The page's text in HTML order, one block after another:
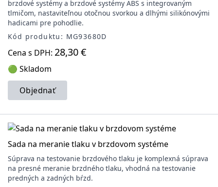
brzdové systémy a brzdové systémy ABS s integrovaným
tlmičom, nastaviteľnou otočnou svorkou a dlhými silikónovými
hadicami pre pohodlie.
Kód produktu: MG93680D
Cena s DPH: 28,30 €
🟢 Skladom
Objednať
Sada na meranie tlaku v brzdovom systéme
Súprava na testovanie brzdového tlaku je komplexná súprava
na presné meranie brzdného tlaku, vhodná na testovanie
predných a zadných bŕzd.